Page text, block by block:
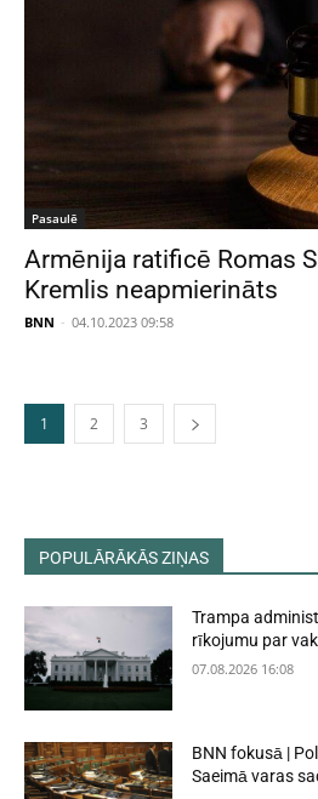
Pasaulē
Armēnija ratificē Romas
Kremlis neapmierināts
BNN - 04.10.2023 09:58
1 2 3
POPULĀRĀKĀS ZIŅAS
Trampa
rīkojumu par
07.08.2026 16:08
BNN fokusā |
Saeimā varas